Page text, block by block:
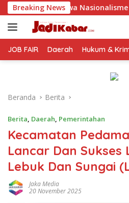
Langsung
ke
konten
Breaking News
dan Marwah Religius
JOB FAIR Daerah Hukum &
Beranda Berita
Berita, Daerah, Pemerintahan
Kecamatan
Lancar Dan Sukses
Lebuk Dan Sungai
Jaka Media
20 November 2025